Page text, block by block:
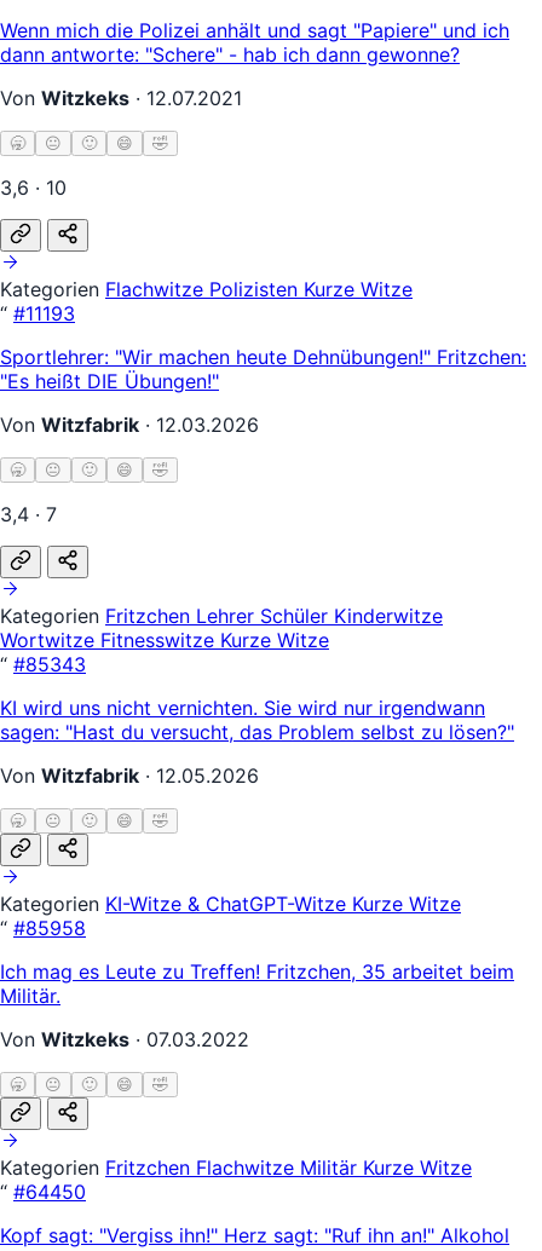
Wenn mich die Polizei anhält und sagt "Papiere" und ich
dann antworte: "Schere" - hab ich dann gewonne?
Von Witzkeks · 12.07.2021
🥱 😐 🙂 😄 🤣
3,6 · 10
Kategorien Flachwitze Polizisten Kurze Witze
“ #11193
Sportlehrer: "Wir machen heute Dehnübungen!" Fritzchen:
"Es heißt DIE Übungen!"
Von Witzfabrik · 12.03.2026
🥱 😐 🙂 😄 🤣
3,4 · 7
Kategorien Fritzchen Lehrer Schüler Kinderwitze
Wortwitze Fitnesswitze Kurze Witze
“ #85343
KI wird uns nicht vernichten. Sie wird nur irgendwann
sagen: "Hast du versucht, das Problem selbst zu lösen?"
Von Witzfabrik · 12.05.2026
🥱 😐 🙂 😄 🤣
Kategorien KI-Witze & ChatGPT-Witze Kurze Witze
“ #85958
Ich mag es Leute zu Treffen! Fritzchen, 35 arbeitet beim
Militär.
Von Witzkeks · 07.03.2022
🥱 😐 🙂 😄 🤣
Kategorien Fritzchen Flachwitze Militär Kurze Witze
“ #64450
Kopf sagt: "Vergiss ihn!" Herz sagt: "Ruf ihn an!" Alkohol